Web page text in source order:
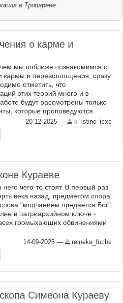
в Тропарёве.
о карме и
мы поближе познакомимся с
кармы и перевоплощения, сразу
отметить, что
этих теорий много и в
будут рассмотрены только
которые проповедуются
New Age. ...
20-12-2025 — k_istine_icxc
Кураеве
чего-то стоят. В первый раз
века назад, предметом спора
"молчанием предается Бог"
в патриархийном ключе -
громыхающих обвинениями
14-09-2025 — reineke_fuchs
Симеона Кураеву